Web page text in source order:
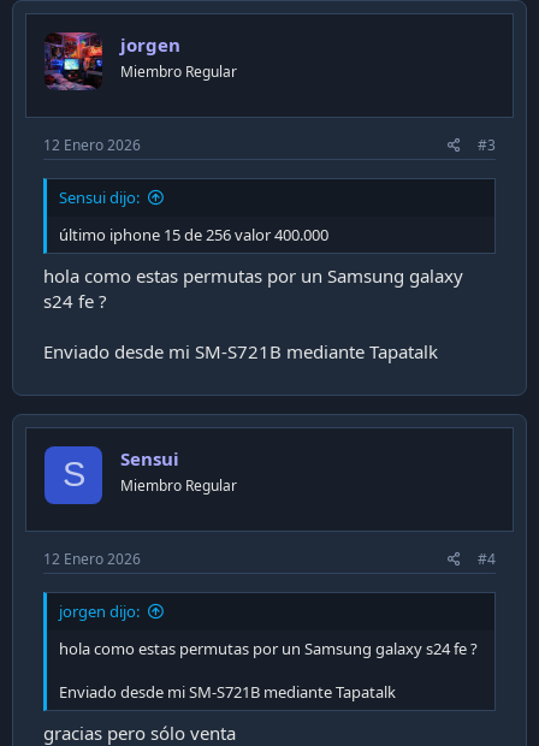
jorgen
Miembro Regular
12 Enero 2026 #3
Sensui dijo:
último iphone 15 de 256 valor 400.000
hola como estas permutas por un Samsung galaxy
s24 fe ?
Enviado desde mi SM-S721B mediante Tapatalk
S Sensui
Miembro Regular
12 Enero 2026 #4
jorgen dijo:
hola como estas permutas por un Samsung galaxy s24 fe ?
Enviado desde mi SM-S721B mediante Tapatalk
gracias pero sólo venta